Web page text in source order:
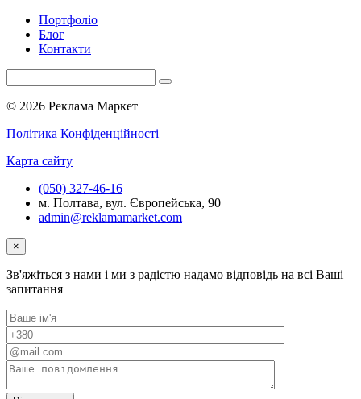
Портфоліо
Блог
Контакти
© 2026 Реклама Маркет
Політика Конфіденційності
Карта сайту
(050) 327-46-16
м. Полтава, вул. Європейська, 90
admin@reklamamarket.com
×
Зв'яжіться з нами і ми з радістю надамо відповідь на всі Ваші
запитання